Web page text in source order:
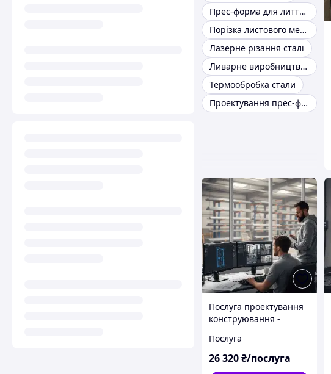
Прес-форма для лиття пластмас
Порізка листового металу
Лазерне різання сталі
Ливарне виробництво чавуну
Термообробка стали
Проектування прес-форм для лиття пластмас
Послуга проектування
конструювання -
розробка проєктів
комплекс
Послуга
26 320₴/послуга